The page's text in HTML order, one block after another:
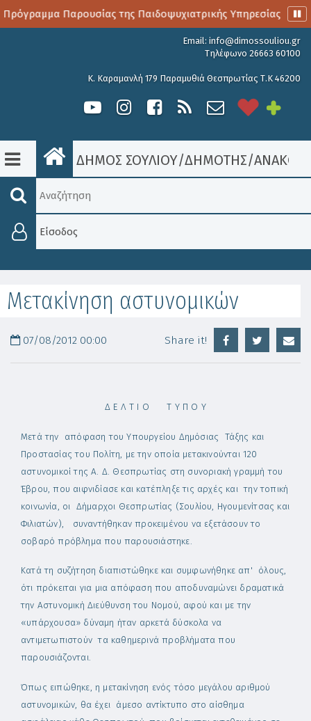
Παρουσίας της Παιδοψυχιατρικής Υπηρεσίας
Email: info@dimossouliou.gr
Τηλέφωνο 26663 60100
Κ. Καραμανλή 179 Παραμυθιά Θεσπρωτίας Τ.Κ 46200
ΔΗΜΟΣ ΣΟΥΛΙΟΥ/ΔΗΜΟΤΗΣ/
Είσοδος
Μετακίνηση αστυνομικών
07/08/2012 00:00 Share it!
Δ Ε Λ Τ Ι Ο Τ Υ Π Ο Υ
Μετά την απόφαση του Υπουργείου Δημόσιας Τάξης και
Προστασίας του Πολίτη, με την οποία μετακινούνται 120
αστυνομικοί της Α. Δ. Θεσπρωτίας στη συνοριακή γραμμή του
Έβρου, που αιφνιδίασε και κατέπληξε τις αρχές και την τοπική
κοινωνία, οι Δήμαρχοι Θεσπρωτίας (Σουλίου, Ηγουμενίτσας και
Φιλιατών), συναντήθηκαν προκειμένου να εξετάσουν το
σοβαρό πρόβλημα που παρουσιάστηκε.
Κατά τη συζήτηση διαπιστώθηκε και συμφωνήθηκε απ' όλους,
ότι πρόκειται για μια απόφαση που αποδυναμώνει δραματικά
την Αστυνομική Διεύθυνση του Νομού, αφού και με την
«υπάρχουσα» δύναμη ήταν αρκετά δύσκολα να
αντιμετωπιστούν τα καθημερινά προβλήματα που
παρουσιάζονται.
Όπως ειπώθηκε, η μετακίνηση ενός τόσο μεγάλου αριθμού
αστυνομικών, θα έχει άμεσο αντίκτυπο στο αίσθημα